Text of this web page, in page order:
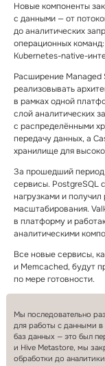
Новые компоненты
с данными — от
до аналитических
операционных
Kubernetes⁠-⁠native⁠-⁠
Расширение Managed
реализовывать
в рамках одной
слой аналитических
с распределёнными
передачу данных, а
хранилище для
За прошедший
сервисы. PostgreSQL
нагрузками и
масштабирования.
в платформу и
аналитическими
Все новые сервисы,
и Memcached, будут
по мере готовности.
Мы последовательно
для работы с данными
баз данных — это был
и Hive Metastore, мы
обработки до